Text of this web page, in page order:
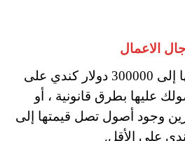
الاعمال
أصول تصل قيمتها إلى 300000 دولار كندي على
عليها بطرق قانونية ، أو
وجود أصول تصل قيمتها إلى